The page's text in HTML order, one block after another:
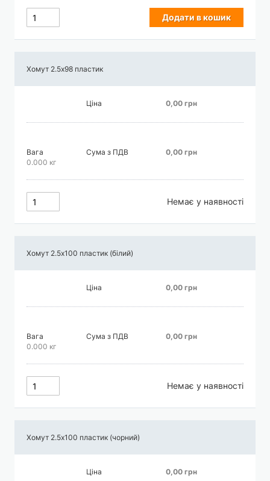
Додати в кошик
Хомут 2.5х98 пластик
Ціна 0,00 грн
Вага
0.000 кг
Сума з ПДВ 0,00 грн
Немає у наявності
Хомут 2.5х100 пластик (білий)
Ціна 0,00 грн
Вага
0.000 кг
Сума з ПДВ 0,00 грн
Немає у наявності
Хомут 2.5х100 пластик (чорний)
Ціна 0,00 грн